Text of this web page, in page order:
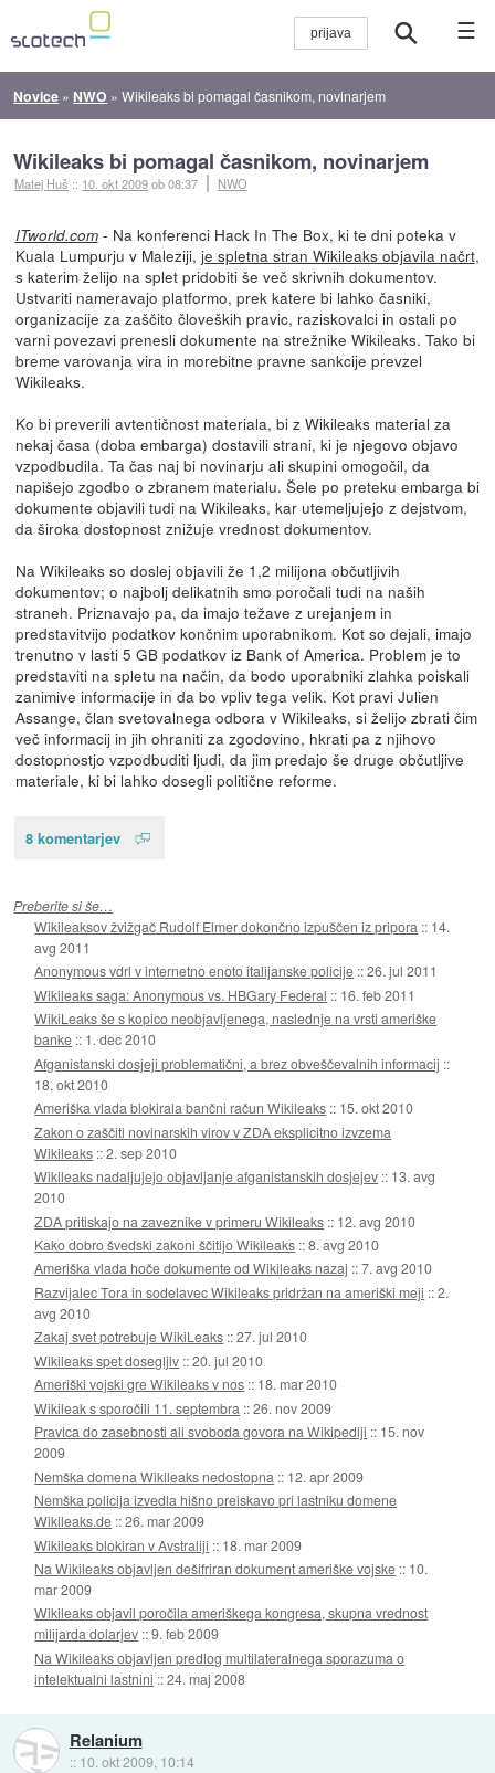
☰
Novice » NWO »Wikileaks bi pomagal časnikom, novinarjem
Wikileaks bi pomagal časnikom, novinarjem
Matej Huš :: 10. okt 2009ob 08:37 NWO
ITworld.com- Na konferenci Hack In The Box, ki te dni poteka v
Kuala Lumpurju v Maleziji, je spletna stran Wikileaks objavila načrt,
s katerim želijo na splet pridobiti še več skrivnih dokumentov.
Ustvariti nameravajo platformo, prek katere bi lahko časniki,
organizacije za zaščito človeških pravic, raziskovalci in ostali po
varni povezavi prenesli dokumente na strežnike Wikileaks. Tako bi
breme varovanja vira in morebitne pravne sankcije prevzel
Wikileaks.
Ko bi preverili avtentičnost materiala, bi z Wikileaks material za
nekaj časa (doba embarga) dostavili strani, ki je njegovo objavo
vzpodbudila. Ta čas naj bi novinarju ali skupini omogočil, da
napišejo zgodbo o zbranem materialu. Šele po preteku embarga bi
dokumente objavili tudi na Wikileaks, kar utemeljujejo z dejstvom,
da široka dostopnost znižuje vrednost dokumentov.
Na Wikileaks so doslej objavili že 1,2 milijona občutljivih
dokumentov; o najbolj delikatnih smo poročali tudi na naših
straneh. Priznavajo pa, da imajo težave z urejanjem in
predstavitvijo podatkov končnim uporabnikom. Kot so dejali, imajo
trenutno v lasti 5 GB podatkov iz Bank of America. Problem je to
predstaviti na spletu na način, da bodo uporabniki zlahka poiskali
zanimive informacije in da bo vpliv tega velik. Kot pravi Julien
Assange, član svetovalnega odbora v Wikileaks, si želijo zbrati čim
več informacij in jih ohraniti za zgodovino, hkrati pa z njihovo
dostopnostjo vzpodbuditi ljudi, da jim predajo še druge občutljive
materiale, ki bi lahko dosegli politične reforme.
8 komentarjev
Preberite si še…
Wikileaksov žvižgač Rudolf Elmer dokončno izpuščen iz pripora :: 14.
avg 2011
Anonymous vdrl v internetno enoto italijanske policije ::26. jul 2011
Wikileaks saga: Anonymous vs. HBGary Federal :: 16. feb 2011
WikiLeaks še s kopico neobjavljenega, naslednje na vrsti ameriške
banke :: 1. dec 2010
Afganistanski dosjeji problematični, a brez obveščevalnih informacij ::
18. okt 2010
Ameriška vlada blokirala bančni račun Wikileaks :: 15. okt 2010
Zakon o zaščiti novinarskih virov v ZDA eksplicitno izvzema
Wikileaks ::2. sep 2010
Wikileaks nadaljujejo objavljanje afganistanskih dosjejev :: 13. avg
2010
ZDA pritiskajo na zaveznike v primeru Wikileaks :: 12. avg 2010
Kako dobro švedski zakoni ščitijo Wikileaks ::8. avg 2010
Ameriška vlada hoče dokumente od Wikileaks nazaj ::7. avg 2010
Razvijalec Tora in sodelavec Wikileaks pridržan na ameriški meji ::2.
avg 2010
Zakaj svet potrebuje WikiLeaks ::27. jul 2010
Wikileaks spet dosegljiv ::20. jul 2010
Ameriški vojski gre Wikileaks v nos :: 18. mar 2010
Wikileak s sporočili 11. septembra ::26. nov 2009
Pravica do zasebnosti ali svoboda govora na Wikipediji :: 15. nov
2009
Nemška domena Wikileaks nedostopna :: 12. apr 2009
Nemška policija izvedla hišno preiskavo pri lastniku domene
Wikileaks.de ::26. mar 2009
Wikileaks blokiran v Avstraliji :: 18. mar 2009
Na Wikileaks objavljen dešifriran dokument ameriške vojske :: 10.
mar 2009
Wikileaks objavil poročila ameriškega kongresa, skupna vrednost
milijarda dolarjev ::9. feb 2009
Na Wikileaks objavljen predlog multilateralnega sporazuma o
intelektualni lastnini ::24. maj 2008
Relanium
:: 10. okt 2009, 10:14